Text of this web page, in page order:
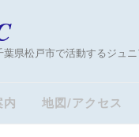
県松戸市で活動するジュ
内 地図/アクセス